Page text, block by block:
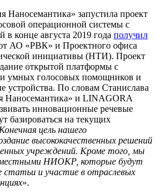
Наносемантика» запустила проект
операционной системы с
конце августа 2019 года получил
АО «РВК» и Проектного офиса
инициативы (НТИ). Проект
открытой платформы с
умных голосовых помощников и
устройства. По словам Станислава
Наносемантика» и LINAGORA
инновационные речевые
базироваться на текущих
цель нашего
высококачественных решений
учреждений. Кроме того, мы
НИОКР, которые будут
и участие в отраслевых
».